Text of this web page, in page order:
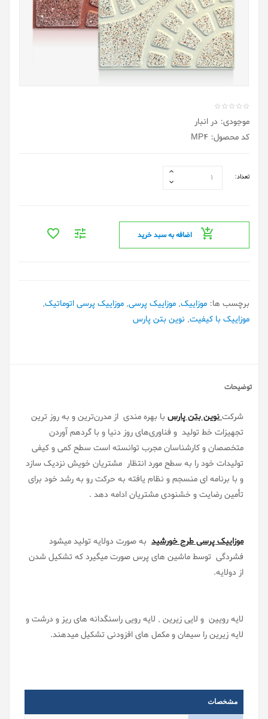
موجودی: در انبار
کد محصول: MP4
تعداد:
اضافه به سبد خرید
برچسب ها: موزاییک, موزاییک پرسی, موزاییک پرسی اتوماتیک,
موزاییک با کیفیت, نوین بتن پارس
توضیحات
شرکتنوین بتن پارس با بهره مندی از مدرن‌ترین و به روز ترین
تجهیزات خط تولید و فناوری‌های روز دنیا و با گردهم آوردن
متخصصان و کارشناسان مجرب توانسته است سطح کمی و کیفی
تولیدات خود را به سطح مورد انتظار مشتریان خویش نزدیک سازد
و با برنامه ای منسجم و نظام یافته به حرکت رو به رشد خود برای
تأمین رضایت و خشنودی مشتریان ادامه دهد .
موزاییک پرسی طرح خورشید به صورت دولایه تولید میشود
فشردگی توسط ماشین های پرس صورت میگیرد که تشکیل شدن
از دولایه.
لایه رویین و لایی زیرین , لایه رویی راسنگدانه های ریز و درشت و
لایه زیرین را سیمان و مکمل های افزودنی تشکیل میدهند.
مشخصات